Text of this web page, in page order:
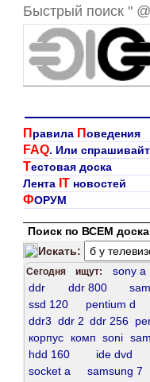
Быстрый поиск "
П равила Поведения
FAQ. Или
Тестовая доска
Лента IT новостей
ФОРУМ
Поиск по ВСЕМ
Искать:
Сегодня ищут: sony a
ddr
ddr 800
ssd 120
pentium d
ddr3 ddr 2 ddr 256
корпус
комп soni
hdd 160
ide dvd
socket а
samsung 7